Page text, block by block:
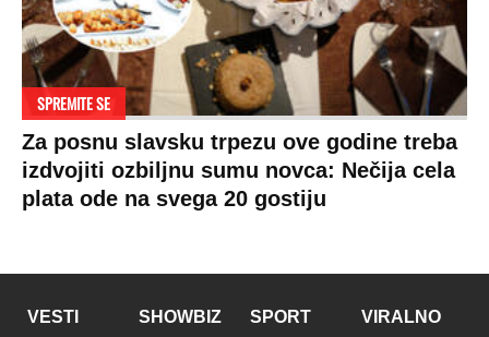
SPREMITE SE
Za posnu slavsku trpezu ove godine treba
izdvojiti ozbiljnu sumu novca: Nečija cela
plata ode na svega 20 gostiju
VESTI SHOWBIZ SPORT VIRALNO